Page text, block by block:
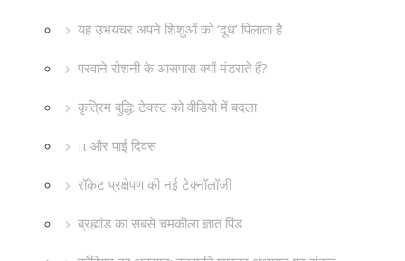
यह उभयचर अपने शिशुओं को ‘दूध’ पिलाता है
परवाने रोशनी के आसपास क्यों मंडराते हैं?
कृत्रिम बुद्धि: टेक्स्ट को वीडियो में बदला
π और पाई दिवस
रॉकेट प्रक्षेपण की नई टेक्नॉलॉजी
ब्रह्मांड का सबसे चमकीला ज्ञात पिंड